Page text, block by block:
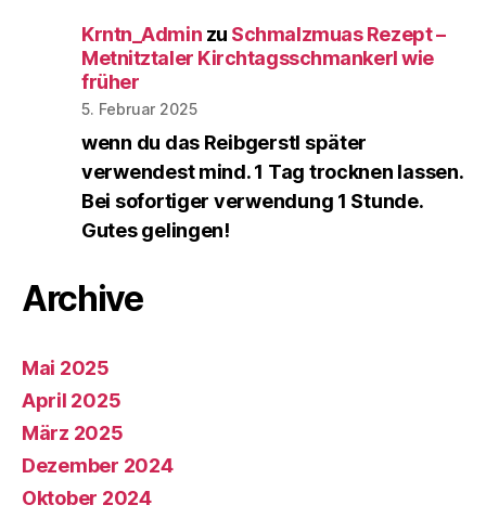
Krntn_Admin zu Schmalzmuas Rezept –
Metnitztaler Kirchtagsschmankerl wie
früher
5. Februar 2025
wenn du das Reibgerstl später
verwendest mind. 1 Tag trocknen lassen.
Bei sofortiger verwendung 1 Stunde.
Gutes gelingen!
Archive
Mai 2025
April 2025
März 2025
Dezember 2024
Oktober 2024